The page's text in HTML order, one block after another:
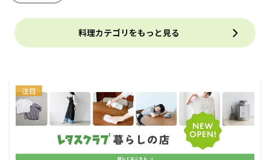
料理カテゴリをもっと見る
注目